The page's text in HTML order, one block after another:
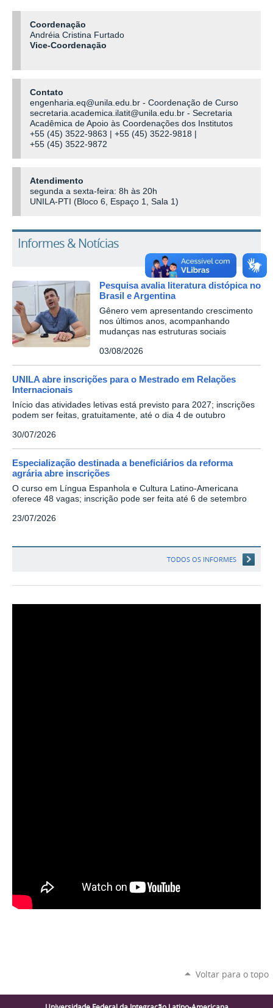
Coordenação
Andréia Cristina Furtado
Vice-Coordenação
Contato
engenharia.eq@unila.edu.br - Coordenação de Curso
secretaria.academica.ilatit@unila.edu.br - Secretaria
Acadêmica de Apoio às Coordenações dos Institutos
+55 (45) 3522-9863 | +55 (45) 3522-9818 |
+55 (45) 3522-9872
Atendimento
segunda a sexta-feira: 8h às 20h
UNILA-PTI (Bloco 6, Espaço 1, Sala 1)
Informes & Notícias
Pesquisa avalia literatura distópica no
Brasil e Argentina
Gênero vem apresentando crescimento
nos últimos anos, acompanhando
mudanças nas estruturas sociais
03/08/2026
UNILA abre inscrições para o Mestrado em Relações
Internacionais
Início das atividades letivas está previsto para 2027; inscrições
podem ser feitas, gratuitamente, até o dia 4 de outubro
30/07/2026
Especialização destinada a beneficiários da reforma
agrária abre inscrições
O curso em Língua Espanhola e Cultura Latino-Americana
oferece 48 vagas; inscrição pode ser feita até 6 de setembro
23/07/2026
TODOS OS INFORMES
Voltar para o topo